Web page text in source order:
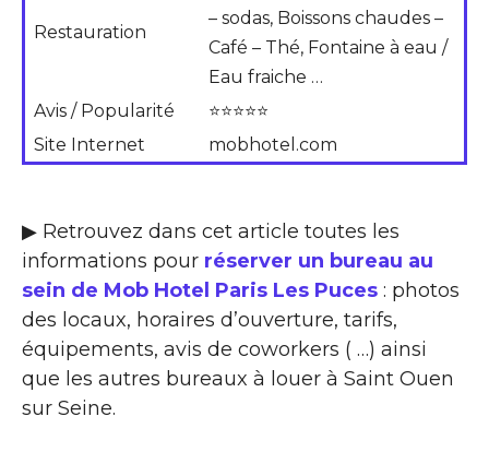
Restauration
– sodas, Boissons chaudes –
Café – Thé, Fontaine à eau /
Eau fraiche …
Avis / Popularité
⭐⭐⭐⭐⭐
Site Internet
mobhotel.com
▶ Retrouvez dans cet article toutes les
informations pour réserver un bureau au
sein de Mob Hotel Paris Les Puces : photos
des locaux, horaires d’ouverture, tarifs,
équipements, avis de coworkers ( …) ainsi
que les autres bureaux à louer à Saint Ouen
sur Seine.